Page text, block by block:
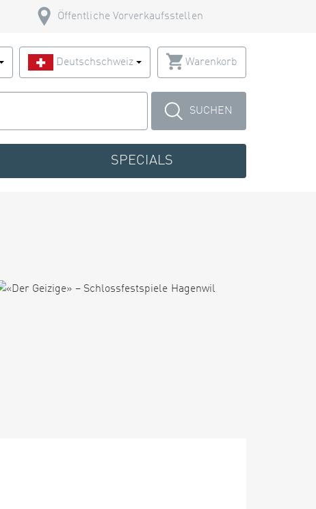
Öffentliche Vorverkaufsstellen
Deutschschweiz Warenkorb
SUCHEN
SPECIALS